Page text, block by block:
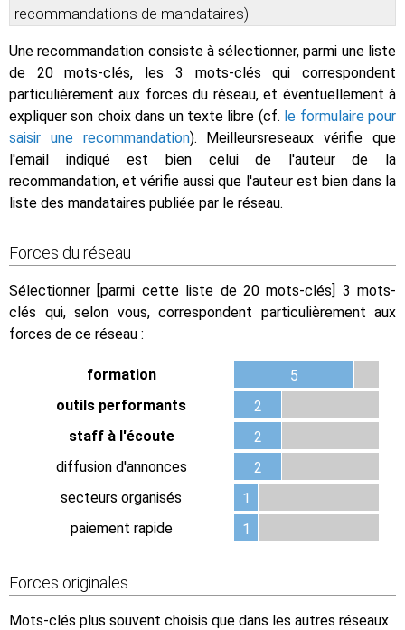
recommandations de mandataires)
Une recommandation consiste à sélectionner, parmi une liste
de 20 mots-clés, les 3 mots-clés qui correspondent
particulièrement aux forces du réseau, et éventuellement à
expliquer son choix dans un texte libre (cf. le formulaire pour
saisir une recommandation). Meilleursreseaux vérifie que
l'email indiqué est bien celui de l'auteur de la
recommandation, et vérifie aussi que l'auteur est bien dans la
liste des mandataires publiée par le réseau.
Forces du réseau
Sélectionner [parmi cette liste de 20 mots-clés] 3 mots-
clés qui, selon vous, correspondent particulièrement aux
forces de ce réseau :
formation
5
outils performants
2
staff à l'écoute
2
diffusion d'annonces
2
secteurs organisés
1
paiement rapide
1
Forces originales
Mots-clés plus souvent choisis que dans les autres réseaux